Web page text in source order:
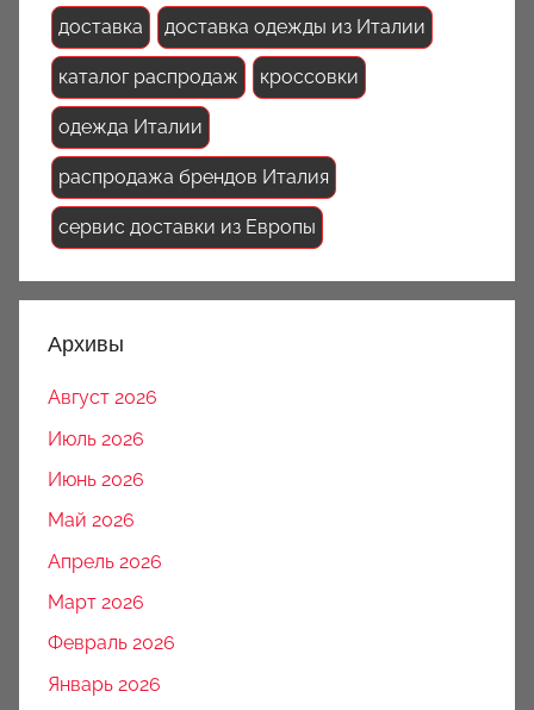
доставка доставка одежды из Италии
каталог распродаж кроссовки
одежда Италии
распродажа брендов Италия
сервис доставки из Европы
Архивы
Август 2026
Июль 2026
Июнь 2026
Май 2026
Апрель 2026
Март 2026
Февраль 2026
Январь 2026